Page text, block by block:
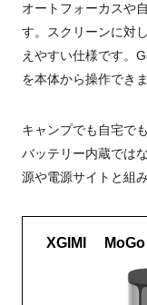
オートフォーカスや
す。スクリーンに対
えやすい仕様です。
を本体から操作できま
キャンプでも自宅で
バッテリー内蔵では
源や電源サイトと組
XGIMI MoGo